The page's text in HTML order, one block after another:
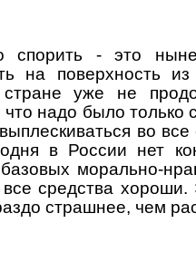
спорить - это
на поверхность
уже не
надо было только
во
в России нет
морально-
средства хороши.
страшнее, чем